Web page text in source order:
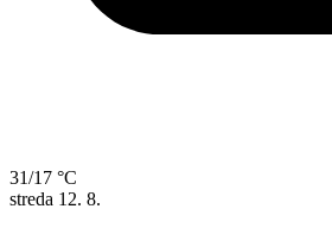
31/17 °C
streda 12. 8.